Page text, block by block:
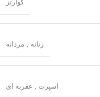
کوارتز
زنانه مردانه
اسپرت عقربه ای